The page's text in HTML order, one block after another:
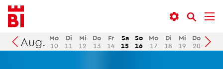
In­
halt
an­
sprin­
Menü
an­
sprin­
gen
Suche
an­
sprin­
gen
Suchen
Aug. Mo
10
Di
11
Mi
12
Do
13
Fr
14
Sa
15
So
16
Mo
17
Di
18
Mi
19
Do
20
Fr
21